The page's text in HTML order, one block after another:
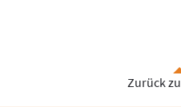
Zurück